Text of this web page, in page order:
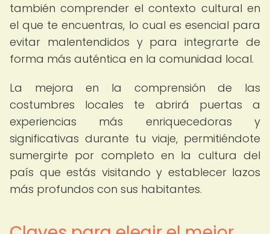
también comprender el contexto cultural en
el que te encuentras, lo cual es esencial para
evitar malentendidos y para integrarte de
forma más auténtica en la comunidad local.
La mejora en la comprensión de las
costumbres locales te abrirá puertas a
experiencias más enriquecedoras y
significativas durante tu viaje, permitiéndote
sumergirte por completo en la cultura del
país que estás visitando y establecer lazos
más profundos con sus habitantes.